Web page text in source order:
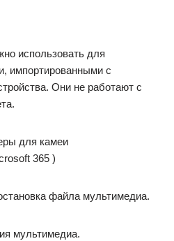
использовать для
импортированными с
Они не работают с
для камеи
365 )
файла мультимедиа.
мультимедиа.